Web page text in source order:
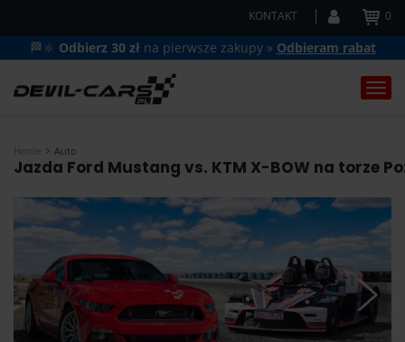
KONTAKT 0
🏁🔆 Odbierz 30 zł na pierwsze zakupy » Odbieram rabat
Home Auto
Jazda Ford Mustang vs. KTM X-BOW na torze